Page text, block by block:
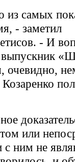
самых
- заметил
- И
выпускник
очевидно,
или
с ним не